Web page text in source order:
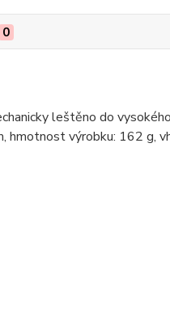
0
leštěno do
hmotnost výrobku: 162 g,